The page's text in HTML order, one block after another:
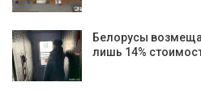
Белорусы
лишь 14%